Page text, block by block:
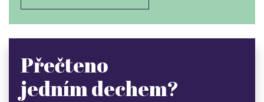
Přečteno
jedním dechem?